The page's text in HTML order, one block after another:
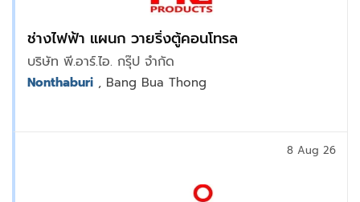
ช่างไฟฟ้า แผนก วายริ่งตู้คอนโทรล
บริษัท พี.อาร์.ไอ. กรุ๊ป จำกัด
Nonthaburi , Bang Bua Thong
8 Aug 26